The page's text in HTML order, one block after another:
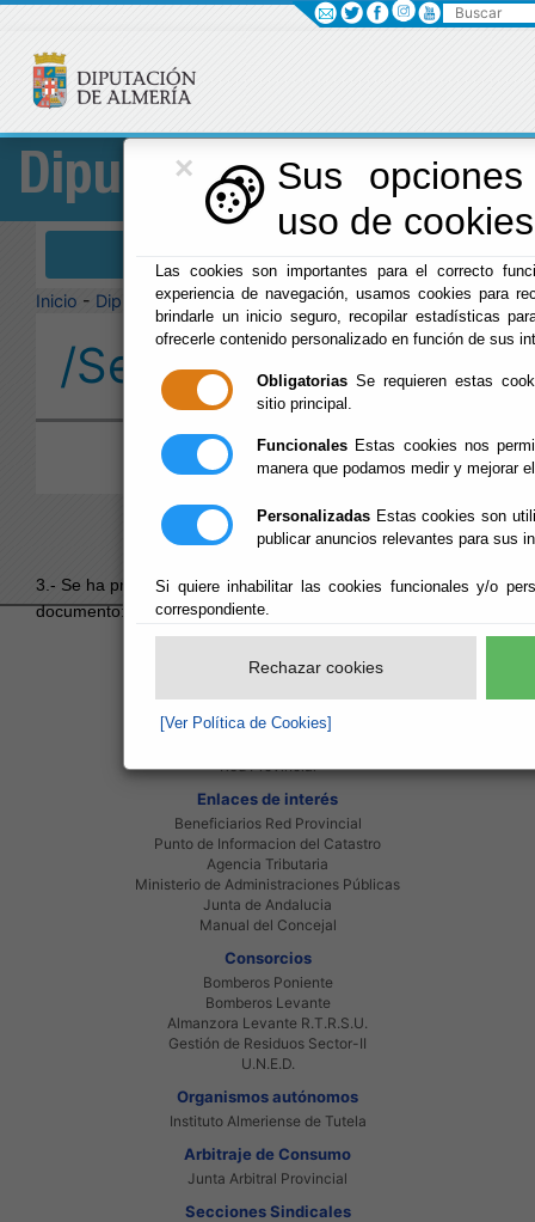
×
Sus
uso de
Las cookies son importantes para el correcto
experiencia de navegación, usamos cookies para
brindarle un inicio seguro, recopilar estadísticas
ofrecerle contenido personalizado en función de sus
Obligatorias Se requieren estas
sitio principal.
Funcionales Estas cookies nos
manera que podamos medir y mejorar
Personalizadas Estas cookies son
publicar anuncios relevantes para sus
Si quiere inhabilitar las cookies funcionales y/o
correspondiente.
Rechazar cookies
[Ver Política de Cookies]
Diputación
Inicio - Diputación -
/Servicios/
3.- Se ha producido un error al intentar acceder al
documento:
76CDCD222DEA85EBC1258CFA003EBEA7
Red Provincial
Intranet Adheridos
Intranet Beneficiarios
Red Provincial
Enlaces de interés
Beneficiarios Red Provincial
Punto de Informacion del Catastro
Agencia Tributaria
Ministerio de Administraciones Públicas
Junta de Andalucia
Manual del Concejal
Consorcios
Bomberos Poniente
Bomberos Levante
Almanzora Levante R.T.R.S.U.
Gestión de Residuos Sector-II
U.N.E.D.
Organismos autónomos
Instituto Almeriense de Tutela
Arbitraje de Consumo
Junta Arbitral Provincial
Secciones Sindicales
Buscar